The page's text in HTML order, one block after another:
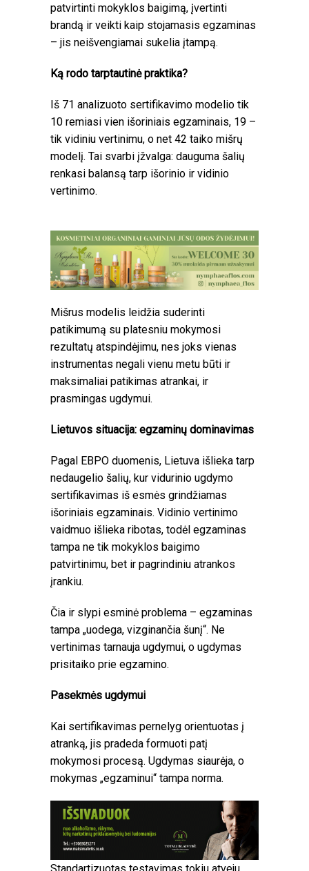
patvirtinti mokyklos baigimą, įvertinti
brandą ir veikti kaip stojamasis egzaminas
– jis neišvengiamai sukelia įtampą.
Ką rodo tarptautinė praktika?
Iš 71 analizuoto sertifikavimo modelio tik
10 remiasi vien išoriniais egzaminais, 19 –
tik vidiniu vertinimu, o net 42 taiko mišrų
modelį. Tai svarbi įžvalga: dauguma šalių
renkasi balansą tarp išorinio ir vidinio
vertinimo.
Mišrus modelis leidžia suderinti
patikimumą su platesniu mokymosi
rezultatų atspindėjimu, nes joks vienas
instrumentas negali vienu metu būti ir
maksimaliai patikimas atrankai, ir
prasmingas ugdymui.
Lietuvos situacija: egzaminų dominavimas
Pagal EBPO duomenis, Lietuva išlieka tarp
nedaugelio šalių, kur vidurinio ugdymo
sertifikavimas iš esmės grindžiamas
išoriniais egzaminais. Vidinio vertinimo
vaidmuo išlieka ribotas, todėl egzaminas
tampa ne tik mokyklos baigimo
patvirtinimu, bet ir pagrindiniu atrankos
įrankiu.
Čia ir slypi esminė problema – egzaminas
tampa „uodega, vizginančia šunį“. Ne
vertinimas tarnauja ugdymui, o ugdymas
prisitaiko prie egzamino.
Pasekmės ugdymui
Kai sertifikavimas pernelyg orientuotas į
atranką, jis pradeda formuoti patį
mokymosi procesą. Ugdymas siaurėja, o
mokymas „egzaminui“ tampa norma.
Standartizuotas testavimas tokiu atveju